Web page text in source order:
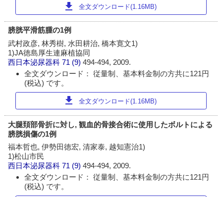
download 全文ダウンロード(1.16MB)
膀胱平滑筋腫の1例
武村政彦, 林秀樹, 水田耕治, 橋本寛文1)
1)JA徳島厚生連麻植協同
西日本泌尿器科 71 (9)494-494, 2009.
全文ダウンロード： 従量制、基本料金制の方共に121円
(税込) です。
download 全文ダウンロード(1.16MB)
大腿頚部骨折に対し, 観血的骨接合術に使用したボルトによる
膀胱損傷の1例
福本哲也, 伊勢田徳宏, 清家泰, 越知憲治1)
1)松山市民
西日本泌尿器科 71 (9)494-494, 2009.
全文ダウンロード： 従量制、基本料金制の方共に121円
(税込) です。